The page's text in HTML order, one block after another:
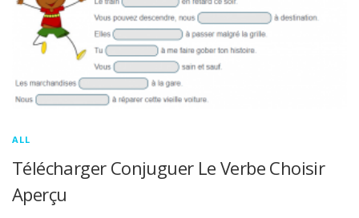
ALL
Télécharger Conjuguer Le Verbe Choisir
Aperçu